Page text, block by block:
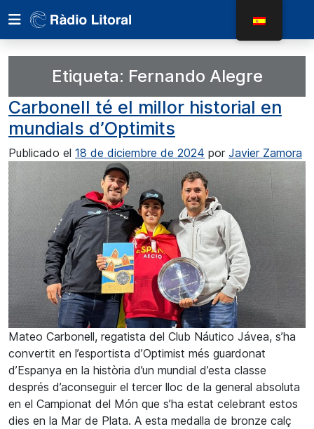
Etiqueta: Fernando Alegre
Carbonell té el millor historial en
mundials d’Optimits
Publicado el 18 de diciembre de 2024 por Javier Zamora
Mateo Carbonell, regatista del Club Náutico Jávea, s’ha
convertit en l’esportista d’Optimist més guardonat
d’Espanya en la història d’un mundial d’esta classe
després d’aconseguir el tercer lloc de la general absoluta
en el Campionat del Món que s’ha estat celebrant estos
dies en la Mar de Plata. A esta medalla de bronze calç